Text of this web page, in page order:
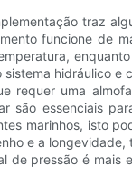
traz
funcione de
hidráulico
requer uma
são essenciais
marinhos, isto
e a
de pressão é